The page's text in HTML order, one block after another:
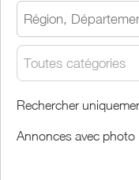
Toutes catégories
Rechercher
Annonces avec photo